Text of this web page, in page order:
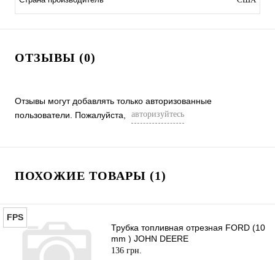
ОТЗЫВЫ (0)
Отзывы могут добавлять только авторизованные
пользователи. Пожалуйста,
авторизуйтесь
ПОХОЖИЕ ТОВАРЫ (1)
FPS
Трубка топливная отрезная FORD (10
mm ) JOHN DEERE
136 грн.